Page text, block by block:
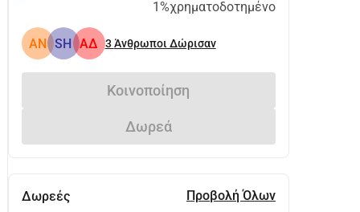
1%χρηματοδοτημένο
AN SH ΑΔ 3Άνθρωποι Δώρισαν
Κοινοποίηση
Δωρεά
Δωρεές Προβολή Όλων